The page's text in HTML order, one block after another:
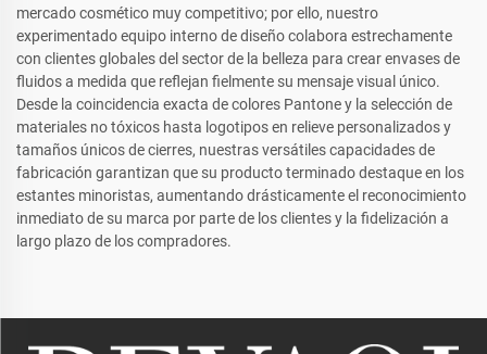
mercado cosmético muy competitivo; por ello, nuestro
experimentado equipo interno de diseño colabora estrechamente
con clientes globales del sector de la belleza para crear envases de
fluidos a medida que reflejan fielmente su mensaje visual único.
Desde la coincidencia exacta de colores Pantone y la selección de
materiales no tóxicos hasta logotipos en relieve personalizados y
tamaños únicos de cierres, nuestras versátiles capacidades de
fabricación garantizan que su producto terminado destaque en los
estantes minoristas, aumentando drásticamente el reconocimiento
inmediato de su marca por parte de los clientes y la fidelización a
largo plazo de los compradores.